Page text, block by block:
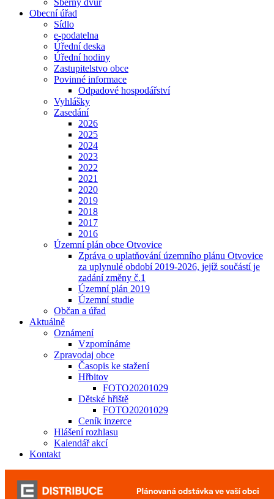
Sběrný dvůr
Obecní úřad
Sídlo
e-podatelna
Úřední deska
Úřední hodiny
Zastupitelstvo obce
Povinné informace
Odpadové hospodářství
Vyhlášky
Zasedání
2026
2025
2024
2023
2022
2021
2020
2019
2018
2017
2016
Územní plán obce Otvovice
Zpráva o uplatňování územního plánu Otvovice
za uplynulé období 2019-2026, jejíž součástí je
zadání změny č.1
Územní plán 2019
Územní studie
Občan a úřad
Aktuálně
Oznámení
Vzpomínáme
Zpravodaj obce
Časopis ke stažení
Hřbitov
FOTO20201029
Dětské hřiště
FOTO20201029
Ceník inzerce
Hlášení rozhlasu
Kalendář akcí
Kontakt